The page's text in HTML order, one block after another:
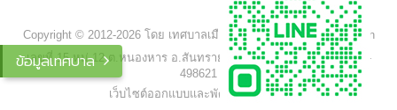
ข้อมูลเทศบาล
Copyright © 2012-2026 โดย เทศบาลเมืองแม่โจ้ - www.maejocity.go.th
เลขที่ 15 หมู่ 12 ต.หนองหาร อ.สันทราย จ.เชียงใหม่ 50290 โทร. 053-
498621
เว็บไซต์ออกแบบและพัฒนาโดย C2S